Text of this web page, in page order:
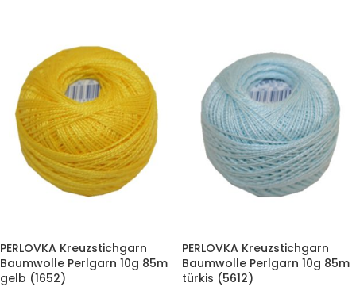
PERLOVKA Kreuzstichgarn
Baumwolle Perlgarn 10g 85m
gelb (1652)
PERLOVKA Kreuzstichgarn
Baumwolle Perlgarn 10g 85m
türkis (5612)